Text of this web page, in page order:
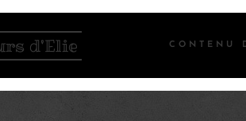
d'Elie CONTENU